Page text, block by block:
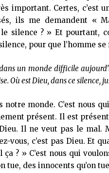
important. Certes, c’est
ils me demandent «
silence ? » Et pourtant,
pour que l’homme
un monde difficile
Où est Dieu, dans ce silence,
monde. C’est nous
présent. Il est
Il ne veut pas le mal.
vous, c’est pas Dieu. Et
? » C’est nous qui
tue, des innocents qu’on